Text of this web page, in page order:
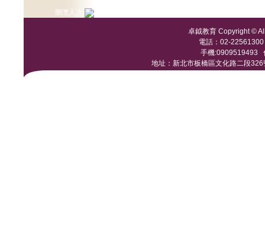
瀏灠人次:
卓鉞教育 Copyright ©
電話：02-
手機:0909519493
地址：新北市板橋區文化路二段